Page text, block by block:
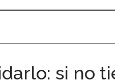
si no